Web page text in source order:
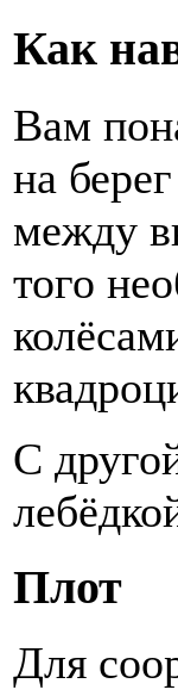
Как
Вам
на
между
того
С
Плот
Для